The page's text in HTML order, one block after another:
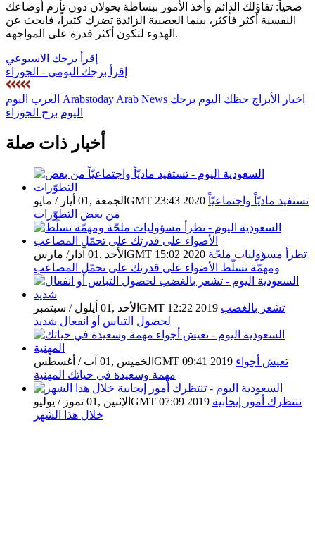
صحياً: تفاؤلك الدائم وأخذ الأمور ببساطة يحولان دون تأزم أوضاعك
النفسية أكثر فأكثر، بينما العصبية الزائدة تضرك كثيراً، فابحث عن
الهدوء لتكون أكثر قدرة على المواجهة.
إقرأ برجك الاسبوعي
إقرأ برجك اليومي - الجوزاء
العرب اليوم Arabstoday Arab News اخبار الأبراج حظك اليوم برجك
اليوم برج الجوزاء
أخبار ذات صلة
الجمعة ,01 أيار / مايوGMT 23:43 2020 تستفيد ماديّاً واجتماعيّاً
من بعض التطوّرات
الأحد ,01 آذار/ مارسGMT 15:02 2020 تطرأ مسؤوليات ملحّة
ومهمّة تسلّط الأضواء على قدرتك على تحمّل المصاعب
الأحد ,01 أيلول / سبتمبرGMT 12:22 2019 تشعر بالغضب
لحصول التباس أو انفعال شديد
الخميس ,01 آب / أغسطسGMT 09:41 2019 تعيش أجواء
مهمة وسعيدة في حياتك المهنية
الإثنين ,01 تموز / يوليوGMT 07:09 2019 تنتظرك أمور إيجابية
خلال هذا الشهر